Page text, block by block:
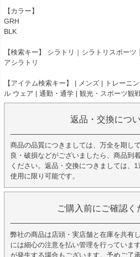
【カラー】
GRH
BLK
【検索キー】 シラトリ｜シラトリスポー
アシラトリ
【アイテム検索キー】 | メンズ | トレーニ
ル ウェア | 通勤・通学 | 観光・スポーツ観
返品・交換につ
商品の品質につきましては、万全を期し
良・破損などがございましたら、商品到
ください。返品・交換につきましては、
使用に限り可能です。
ご購入前にご確認く
弊社の商品は店頭・実店舗と在庫を共有
には細心の注意を払い管理を行っていま
が発生する場合もございます。予めご了承